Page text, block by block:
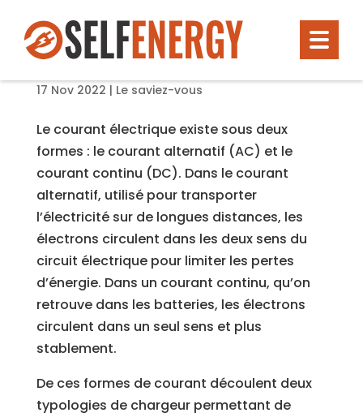
Chargeur AC/DC et DC/DC : quelles
17 Nov 2022 | Le saviez-vous
Le courant électrique existe sous deux
formes : le courant alternatif (AC) et le
courant continu (DC). Dans le courant
alternatif, utilisé pour transporter
l’électricité sur de longues distances, les
électrons circulent dans les deux sens du
circuit électrique pour limiter les pertes
d’énergie. Dans un courant continu, qu’on
retrouve dans les batteries, les électrons
circulent dans un seul sens et plus
stablement.
De ces formes de courant découlent deux
typologies de chargeur permettant de